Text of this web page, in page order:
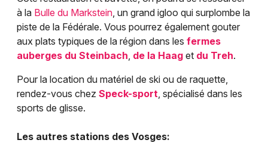
à la Bulle du Markstein , un grand igloo qui surplombe la
piste de la Fédérale. Vous pourrez également gouter
aux plats typiques de la région dans les fermes
auberges du Steinbach de la Haag et du Treh.
Pour la location du matériel de ski ou de raquette,
rendez-vous chez Speck-sport , spécialisé dans les
sports de glisse.
Les autres stations des Vosges: